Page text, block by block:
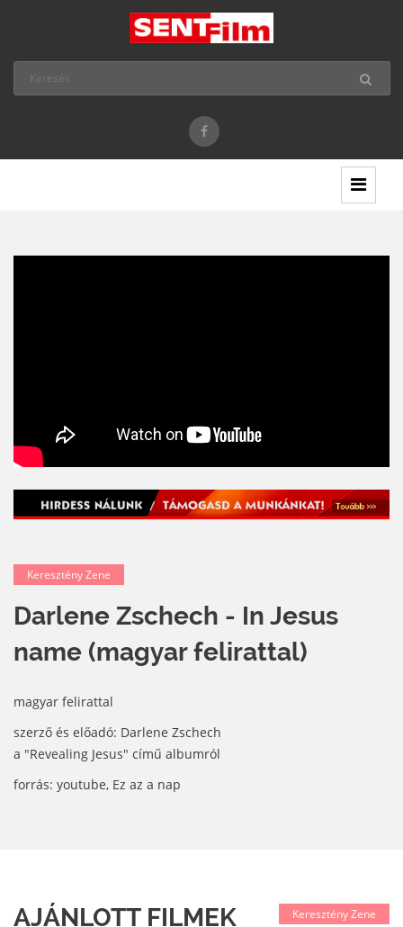
Keresztény Zene
Darlene Zschech - In Jesus
name (magyar felirattal)
magyar felirattal
szerző és előadó: Darlene Zschech
a "Revealing Jesus" című albumról
forrás: youtube, Ez az a nap
AJÁNLOTT FILMEK Keresztény Zene